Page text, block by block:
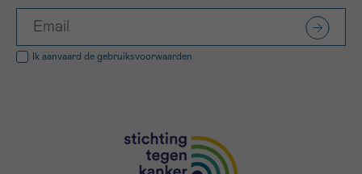
Ik aanvaard de gebruiksvoorwaarden